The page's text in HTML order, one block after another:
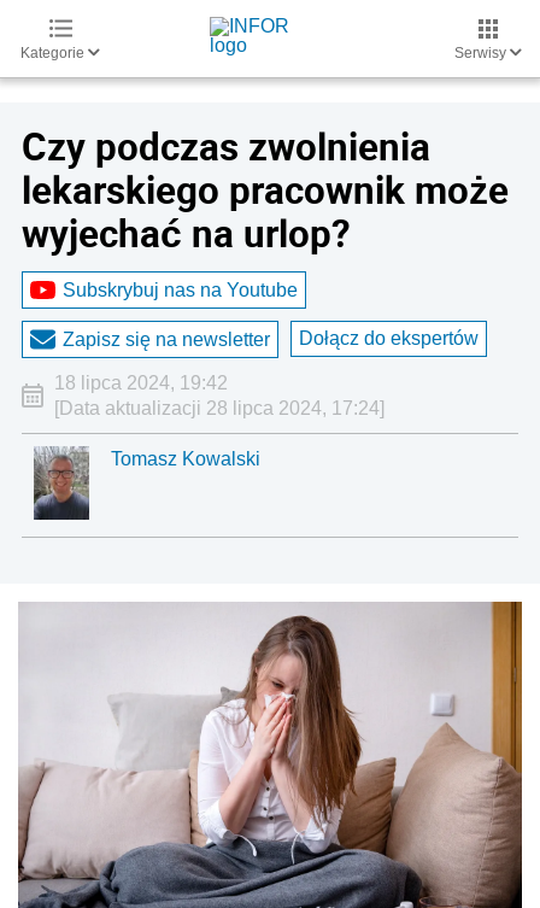
Kategorie Serwisy
Czy podczas zwolnienia
lekarskiego pracownik może
wyjechać na urlop?
Subskrybuj nas na Youtube
Zapisz się na newsletter Dołącz do ekspertów
18 lipca 2024, 19:42
[Data aktualizacji 28 lipca 2024, 17:24]
Tomasz Kowalski